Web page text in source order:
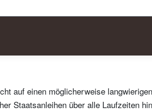
auf einen möglicherweise
Staatsanleihen über alle Laufzeiten